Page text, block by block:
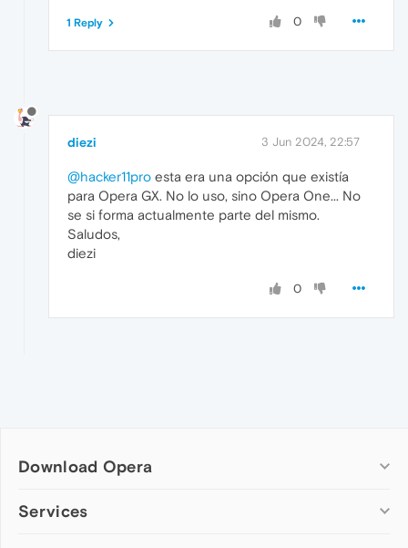
0
1 Reply
diezi 3 Jun 2024, 22:57
@hacker11pro esta era una opción que existía
para Opera GX. No lo uso, sino Opera One... No
se si forma actualmente parte del mismo.
Saludos,
diezi
0
Download Opera
Computer browsers
Services